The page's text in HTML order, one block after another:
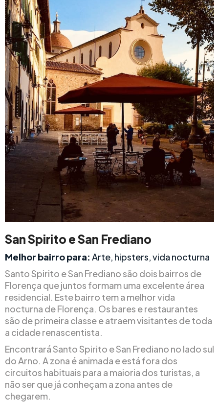
San Spirito e San Frediano
Melhor bairro para: Arte, hipsters, vida nocturna
Santo Spirito e San Frediano são dois bairros de
Florença que juntos formam uma excelente área
residencial. Este bairro tem a melhor vida
nocturna de Florença. Os bares e restaurantes
são de primeira classe e atraem visitantes de toda
a cidade renascentista.
Encontrará Santo Spirito e San Frediano no lado sul
do Arno. A zona é animada e está fora dos
circuitos habituais para a maioria dos turistas, a
não ser que já conheçam a zona antes de
chegarem.